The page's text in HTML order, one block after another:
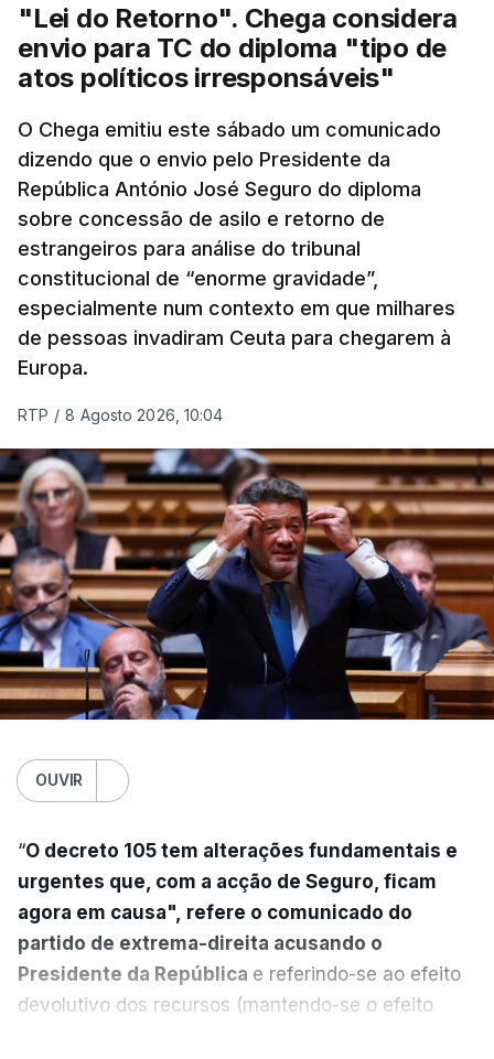
"Lei do Retorno". Chega considera
envio para TC do diploma "tipo de
atos políticos irresponsáveis"
O Chega emitiu este sábado um comunicado
dizendo que o envio pelo Presidente da
República António José Seguro do diploma
sobre concessão de asilo e retorno de
estrangeiros para análise do tribunal
constitucional de “enorme gravidade”,
especialmente num contexto em que milhares
de pessoas invadiram Ceuta para chegarem à
Europa.
RTP / 8 Agosto 2026, 10:04
OUVIR
“O decreto 105 tem alterações fundamentais e
urgentes que, com a acção de Seguro, ficam
agora em causa", refere o comunicado do
partido de extrema-direita acusando o
Presidente da República e referindo-se ao efeito
devolutivo dos recursos (mantendo-se o efeito